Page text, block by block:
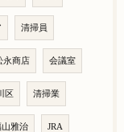
清掃員
永商店 会議室
区 清掃業
山雅治 JRA